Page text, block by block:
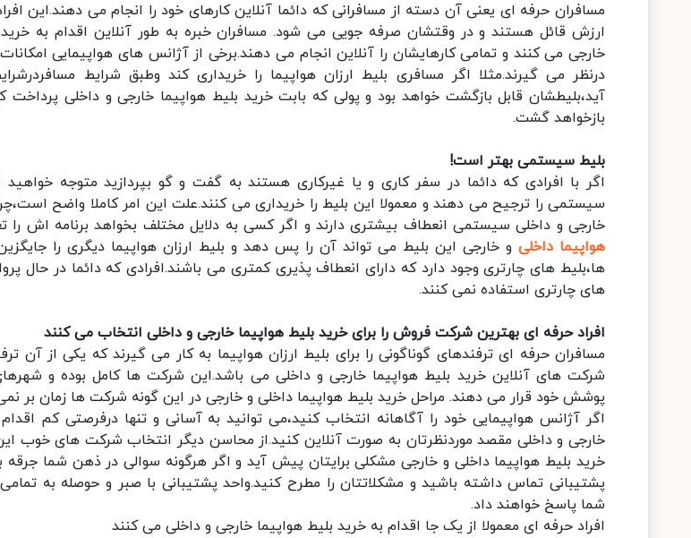
مسافران حرفه ای یعنی آن دسته از مسافرانی که دائما آنلاین کارهای خود را انجام می دهند.این
ارزش قائل هستند و در وقتشان صرفه جویی می شود. مسافران خبره به طور آنلاین اقدام به خرید
خارجی می کنند و تمامی کارهایشان را آنلاین انجام می دهند.برخی از آژانس های هواپیمایی امکانات
درنظر می گیرند.مثلا اگر مسافری بلیط ارزان هواپیما را خریداری کند وطبق شرایط
آید،بلیطشان قابل بازگشت خواهد بود و پولی که بابت خرید بلیط هواپیما خارجی و داخلی پرداخت
بازخواهد گشت.
بلیط سیستمی بهتر است!
اگر با افرادی که دائما در سفر کاری و یا غیرکاری هستند به گفت و گو بپردازید متوجه
سیستمی را ترجیح می دهند و معمولا این بلیط را خریداری می کنند.علت این امر کاملا واضح
خارجی و داخلی سیستمی انعطاف بیشتری دارند و اگر کسی به دلایل مختلف بخواهد برنامه اش را
هواپیما داخلی و خارجی این بلیط می تواند آن را پس دهد و بلیط ارزان هواپیما دیگری را جایگزین
ها،بلیط های چارتری وجود دارد که دارای انعطاف پذیری کمتری می باشند.افرادی که دائما در حال
های چارتری استفاده نمی کنند.
افراد حرفه ای بهترین شرکت فروش را برای خرید بلیط هواپیما خارجی و داخلی انتخاب می کنند
مسافران حرفه ای ترفندهای گوناگونی را برای بلیط ارزان هواپیما به کار می گیرند که یکی از آن
شرکت های آنلاین خرید بلیط هواپیما خارجی و داخلی می باشد.این شرکت ها کامل بوده و
پوشش خود قرار می دهند. مراحل خرید بلیط هواپیما داخلی و خارجی در این گونه شرکت ها زمان بر
اگر آژانس هواپیمایی خود را آگاهانه انتخاب کنید،می توانید به آسانی و تنها درفرصتی کم
خارجی و داخلی مقصد موردنظرتان به صورت آنلاین کنید.از محاسن دیگر انتخاب شرکت های خوب
خرید بلیط هواپیما داخلی و خارجی مشکلی برایتان پیش آید و اگر هرگونه سوالی در ذهن شما جرقه
پشتیبانی تماس داشته باشید و مشکلاتتان را مطرح کنید.واحد پشتیبانی با صبر و حوصله به
شما پاسخ خواهند داد.
افراد حرفه ای معمولا از یک جا اقدام به خرید بلیط هواپیما خارجی و داخلی می کنند